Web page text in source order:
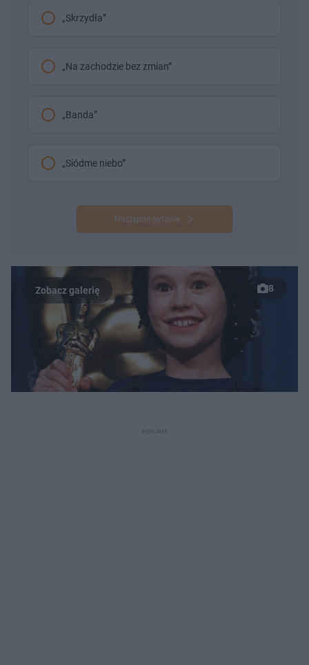
„Skrzydła”
„Na zachodzie bez zmian”
„Banda”
„Siódme niebo”
Następne pytanie
8